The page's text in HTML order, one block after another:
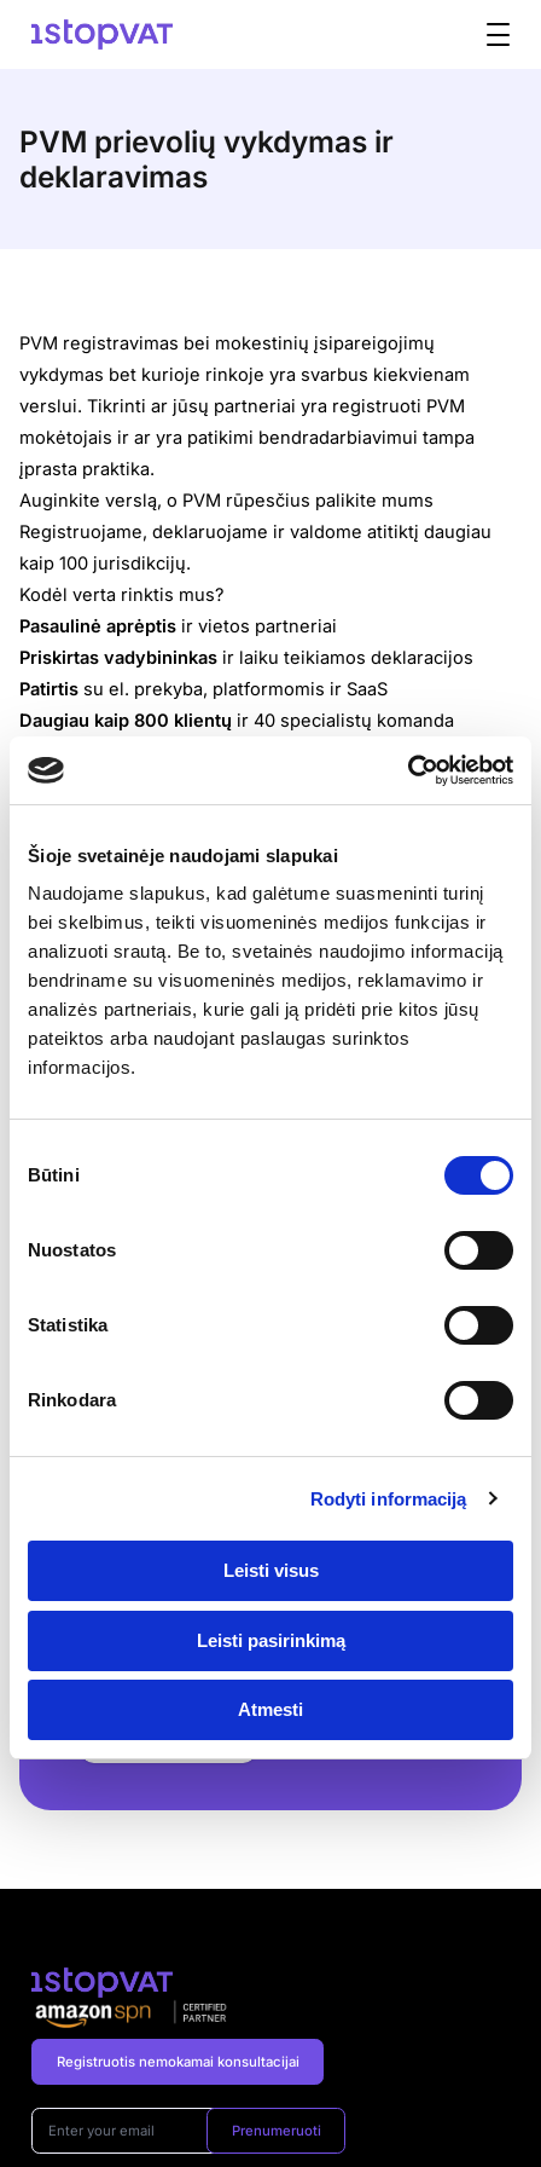
Šioje svetainėje naudojami slapukai
Naudojame slapukus, kad galėtume suasmeninti turinį
bei skelbimus, teikti visuomeninės medijos funkcijas ir
analizuoti srautą. Be to, svetainės naudojimo informaciją
bendriname su visuomeninės medijos, reklamavimo ir
analizės partneriais, kurie gali ją pridėti prie kitos jūsų
pateiktos arba naudojant paslaugas surinktos
informacijos.
pasirinkimas
Būtini
Nuostatos
Statistika
Rinkodara
Rodyti informaciją
Leisti visus
Leisti pasirinkimą
Atmesti
PVM prievolių vykdymas ir
deklaravimas
PVM registravimas bei mokestinių įsipareigojimų
vykdymas bet kurioje rinkoje yra svarbus kiekvienam
verslui. Tikrinti ar jūsų partneriai yra registruoti PVM
mokėtojais ir ar yra patikimi bendradarbiavimui tampa
įprasta praktika.
Auginkite verslą, o PVM rūpesčius palikite mums
Registruojame, deklaruojame ir valdome atitiktį daugiau
kaip 100 jurisdikcijų.
Kodėl verta rinktis mus?
Pasaulinė aprėptis ir vietos partneriai
Priskirtas vadybininkas ir laiku teikiamos deklaracijos
Patirtis su el. prekyba, platformomis ir SaaS
Daugiau kaip 800 klientų ir 40 specialistų komanda
Kaip dirbame?
Nemokama pirminė konsultacija ir PVM prievolių patikra
Surenkame duomenis ir bendraujame su mokesčių
Pildome ir teikiame deklaracijas. Informuojame apie
mokėjimus ir terminus
Ką gaunate?
PVM registracija reikiamose šalyse
Periodinės deklaracijos ir mokėjimų suvestinės
Rizikų ir pakeitimų stebėsena
Gaukite nemokamą
konsultaciją
Išsiaiškinkime, koks sprendimas jums geriausias!
data?
mokesčių atstovo?
Prenumeruoti
Registruotis nemokamai konsultacijai